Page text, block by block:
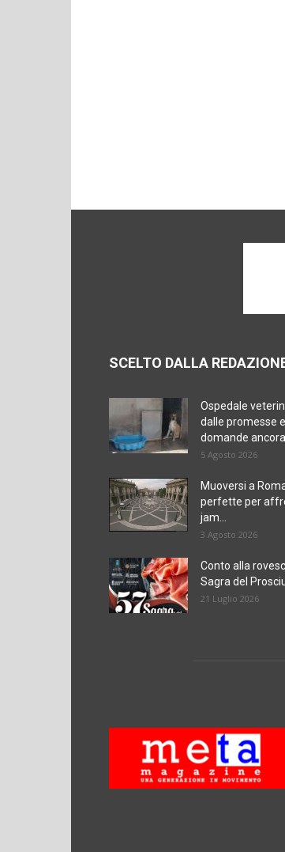
SCELTO DALLA
Ospedale
dalle promesse
domande
5 Agosto 2026
Muoversi a
perfette per
jam...
3 Agosto 2026
Conto alla
Sagra del
21 Luglio 2026